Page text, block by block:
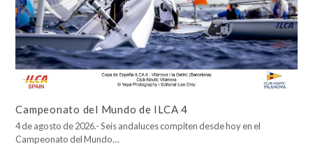
Campeonato del Mundo de ILCA 4
4 de agosto de 2026.- Seis andaluces compiten desde hoy en el
Campeonato del Mundo…